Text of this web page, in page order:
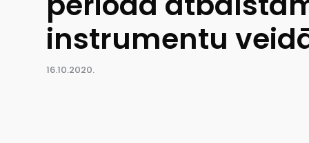
instrumentu
16.10.2020.